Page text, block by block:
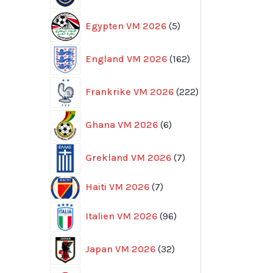
Egypten VM 2026 5
produkter
England VM 2026 162
produkter
Frankrike VM 2026 222
produkter
Ghana VM 2026 6
produkter
Grekland VM 2026 7
produkter
Haiti VM 2026 77
Italien VM 2026 96
produkter
Japan VM 2026 32
produkter